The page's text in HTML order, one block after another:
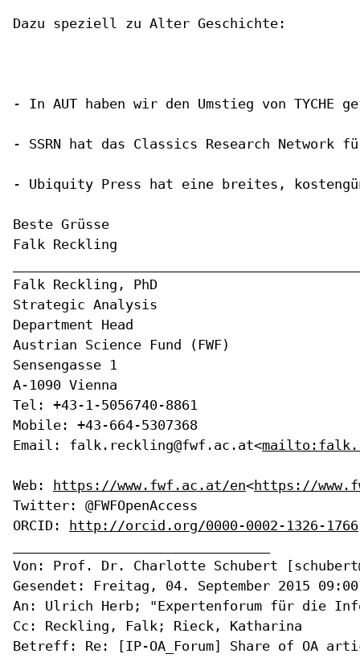
Dazu speziell zu Alter Geschichte:
- In AUT haben wir den Umstieg von TYCHE
- SSRN hat das Classics Research
- Ubiquity Press hat eine breites,
Beste Grüsse
Falk Reckling
Falk Reckling, PhD
Strategic Analysis
Department Head
Austrian Science Fund (FWF)
Sensengasse 1
A-1090 Vienna
Tel: +43-1-5056740-8861
Mobile: +43-664-5307368
Email: falk.reckling@fwf.ac.at<
Web: https://www.fwf.ac.at/en<https://
Twitter: @FWFOpenAccess
ORCID: http://orcid.org/0000-0002-1326-1766
Von: Prof. Dr. Charlotte Schubert
Gesendet: Freitag, 04. September 2015 09:00
An: Ulrich Herb; "Expertenforum für die
Cc: Reckling, Falk; Rieck, Katharina
Betreff: Re: [IP-OA_Forum] Share of OA